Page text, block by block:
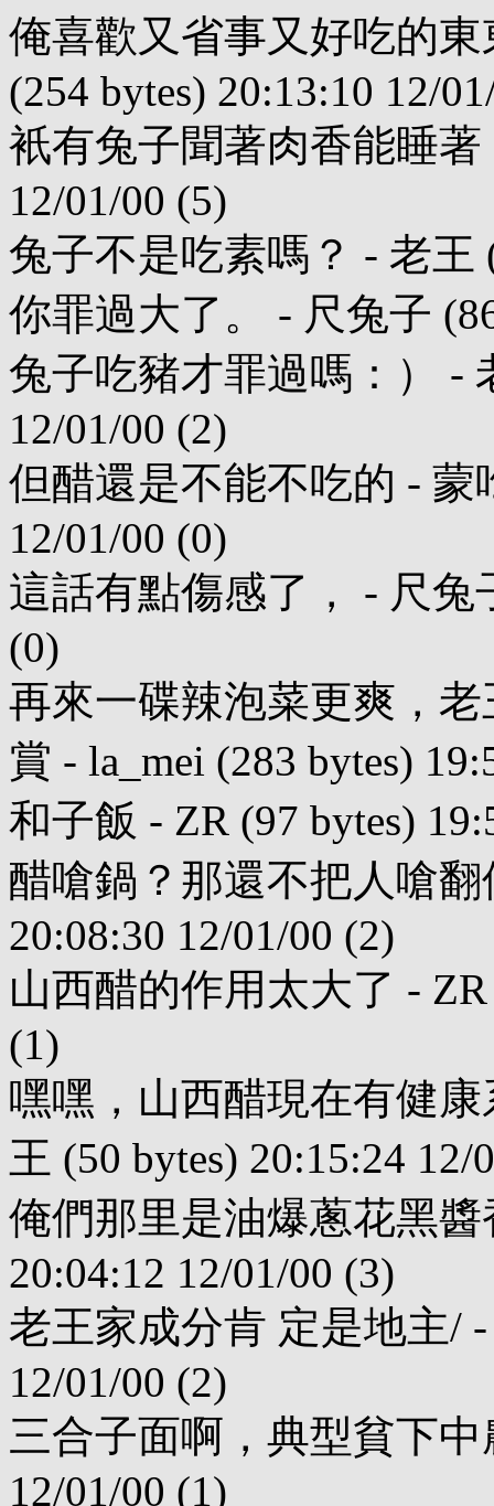
俺喜歡又省事又好吃的
(254 bytes) 20:13:10 12/
衹有兔子聞著肉香能睡著
12/01/00 (5)
兔子不是吃素嗎？ - 老王
你罪過大了。 - 尺兔子
兔子吃豬才罪過嗎：） -
12/01/00 (2)
但醋還是不能不吃的 - 蒙
12/01/00 (0)
這話有點傷感了， - 尺兔
(0)
再來一碟辣泡菜更爽，
賞 - la_mei (283 bytes)
和子飯 - ZR (97 bytes)
醋嗆鍋？那還不把人嗆翻
20:08:30 12/01/00 (2)
山西醋的作用太大了 - ZR
(1)
嘿嘿，山西醋現在有健
王 (50 bytes) 20:15:24 12/
俺們那里是油爆蔥花黑醬
20:04:12 12/01/00 (3)
老王家成分肯 定是地主/ -
12/01/00 (2)
三合子面啊，典型貧下中
12/01/00 (1)